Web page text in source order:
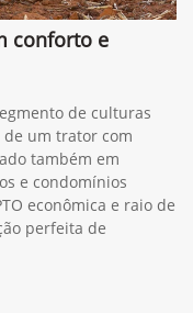
conforto e
de culturas
de um trator com
também em
e condomínios
econômica e raio de
perfeita de